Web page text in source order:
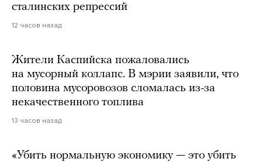
сталинских репрессий
12 часов назад
Жители Каспийска пожаловались
на мусорный коллапс. В мэрии заявили, что
половина мусоровозов сломалась из-за
некачественного топлива
13 часов назад
«Убить нормальную экономику — это убить